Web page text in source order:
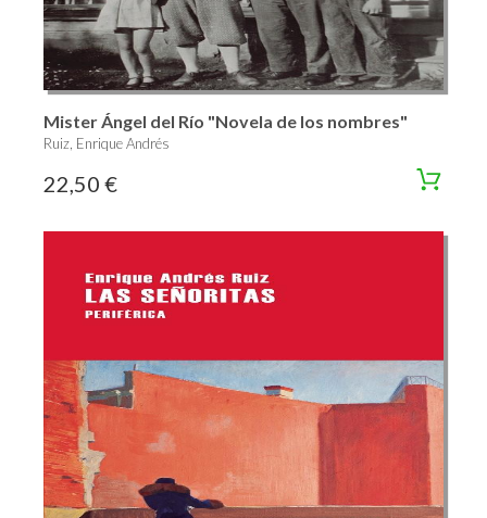
Mister Ángel del Río "Novela de los nombres"
Ruiz, Enrique Andrés
22,50 €